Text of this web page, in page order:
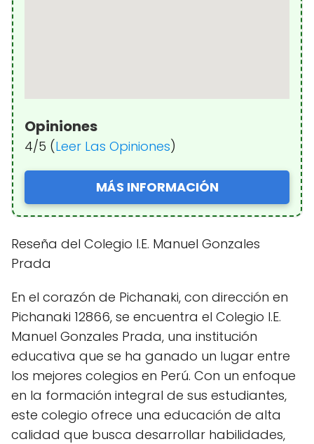
Opiniones
4/5 (Leer Las Opiniones)
MÁS INFORMACIÓN
Reseña del Colegio I.E. Manuel Gonzales
Prada
En el corazón de Pichanaki, con dirección en
Pichanaki 12866, se encuentra el Colegio I.E.
Manuel Gonzales Prada, una institución
educativa que se ha ganado un lugar entre
los mejores colegios en Perú. Con un enfoque
en la formación integral de sus estudiantes,
este colegio ofrece una educación de alta
calidad que busca desarrollar habilidades,